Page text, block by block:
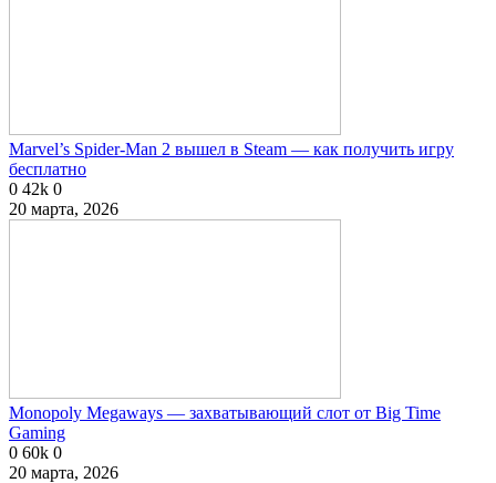
Marvel’s Spider-Man 2 вышел в Steam — как получить игру
бесплатно
0 42k 0
20 марта, 2026
Monopoly Megaways — захватывающий слот от Big Time
Gaming
0 60k 0
20 марта, 2026